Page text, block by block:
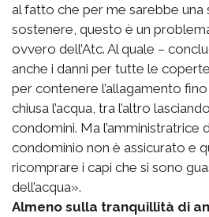
al fatto che per me sarebbe una
sostenere, questo è un
ovvero dell’Atc. Al quale –
anche i danni per tutte le
per contenere l’allagamento
chiusa l’acqua, tra l’altro
condomini. Ma l’amministratrice
condominio non è assicurato e
ricomprare i capi che si sono
dell’acqua».
Almeno sulla tranquillità di